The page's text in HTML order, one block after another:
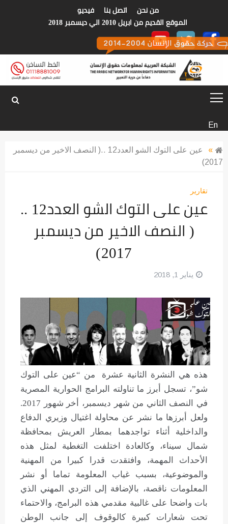
من نحن اتصل بنا
فيديو
الموقع القديم من ابريل 2010 الي ديسمبر 2018
لمعلومات حقوق
En
»
عين على التوك الشو العدد12 ..( النصف الاخير من ديسمبر
2017)
تقارير
عين على التوك الشو العدد12 ..
( النصف الاخير من ديسمبر
2017)
يناير 1, 2018
هذه هي النشرة الثانية عشرة من “عين على التوك
شو”، تسجل أبرز ما تناولته البرامج الحوارية المصرية
في النصف الثاني من شهر ديسمبر، أخر شهور 2017.
ولعل أبرزها ما نشر عن محاولة اغتيال وزيري الدفاع
والداخلية أثناء تواجدهما بمطار العريش بمحافظة
شمال سيناء، وكالعادة اختلفت التغطية لمثل هذه
الأحداث المهمة، وافتقدت قدرا كبيرا من المهنية
والموضوعية، بسبب غياب المعلومة تماما أو نشر
المعلومات ناقصة، بالإضافة إلى التردي المهني الذي
بات واضحا على غالبية مقدمي هذه البرامج، والاحتماء
تحت شعارات كبيرة كالوقوف إلى جانب الوطن